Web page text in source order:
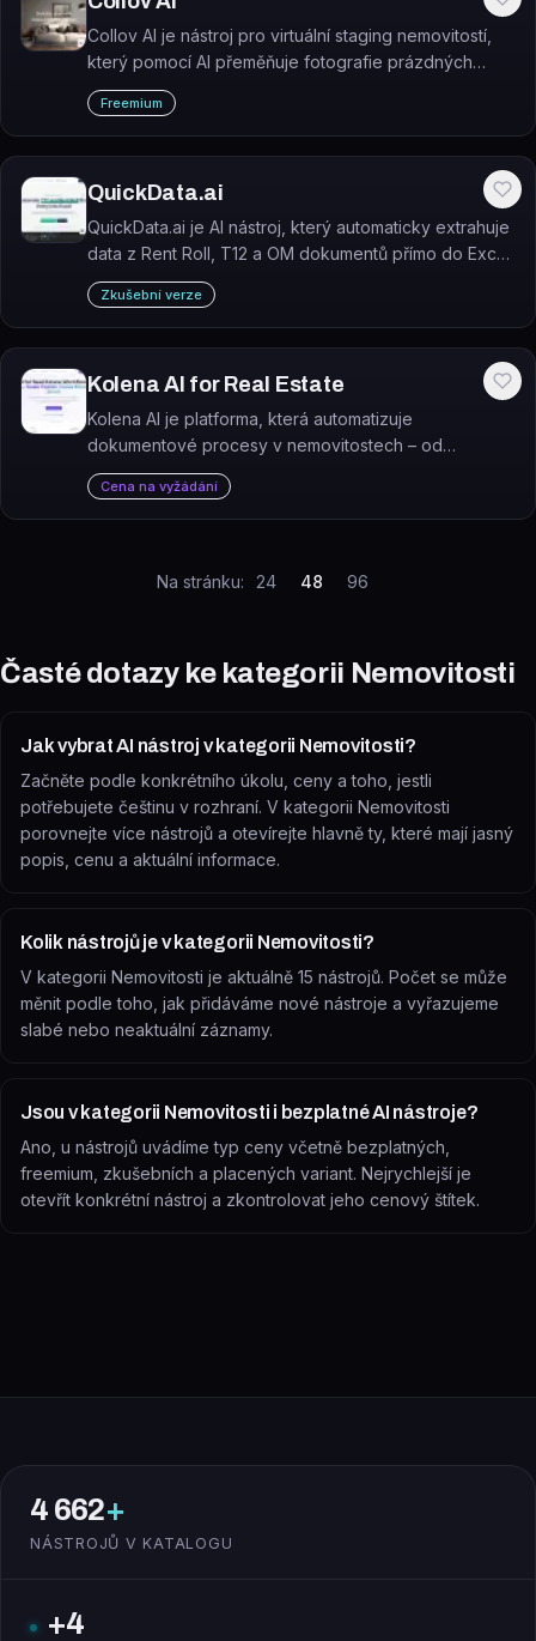
Collov AI je nástroj pro virtuální staging nemovitostí,
který pomocí AI přeměňuje fotografie prázdných
místností na profesionálně zařízené interiéry.
Freemium
QuickData.ai
QuickData.ai je AI nástroj, který automaticky extrahuje
data z Rent Roll, T12 a OM dokumentů přímo do Excel
modelů pro analýzu multifamily nemovitostí.
Zkušební verze
Kolena AI for Real Estate
Kolena AI je platforma, která automatizuje
dokumentové procesy v nemovitostech – od
abstrakce nájemních smluv přes due diligence až po
compliance review.
Cena na vyžádání
Na stránku: 24 48 96
Časté dotazy ke kategorii Nemovitosti
Jak vybrat AI nástroj v kategorii Nemovitosti?
Začněte podle konkrétního úkolu, ceny a toho, jestli
potřebujete češtinu v rozhraní. V kategorii Nemovitosti
porovnejte více nástrojů a otevírejte hlavně ty, které mají jasný
popis, cenu a aktuální informace.
Kolik nástrojů je v kategorii Nemovitosti?
V kategorii Nemovitosti je aktuálně 15 nástrojů. Počet se může
měnit podle toho, jak přidáváme nové nástroje a vyřazujeme
slabé nebo neaktuální záznamy.
Jsou v kategorii Nemovitosti i bezplatné AI nástroje?
Ano, u nástrojů uvádíme typ ceny včetně bezplatných,
freemium, zkušebních a placených variant. Nejrychlejší je
otevřít konkrétní nástroj a zkontrolovat jeho cenový štítek.
4 662+
NÁSTROJŮ V KATALOGU
+4